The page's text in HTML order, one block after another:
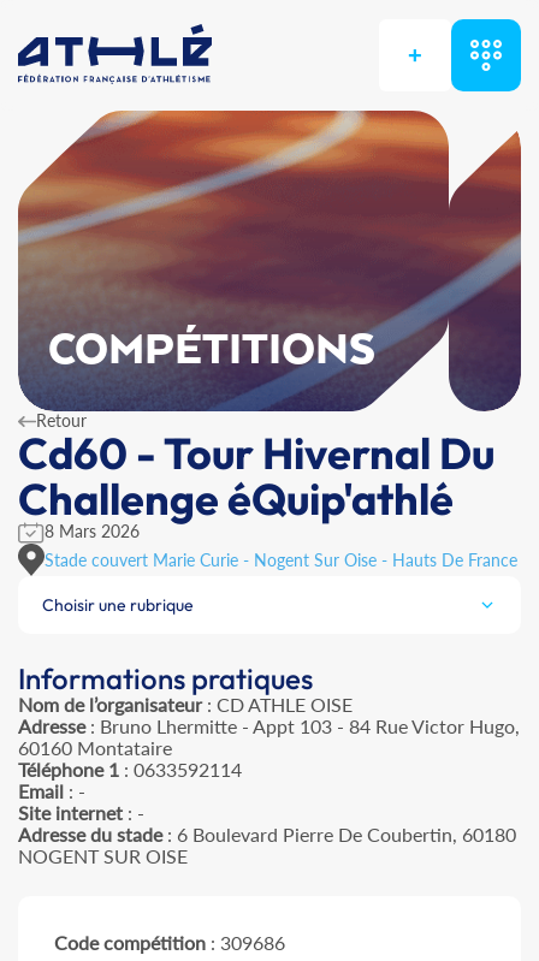
+
COMPÉTITIONS
Retour
Cd60 - Tour Hivernal Du
Challenge éQuip'athlé
8 Mars 2026
Stade couvert Marie Curie - Nogent Sur Oise - Hauts De France
Choisir une rubrique
Informations pratiques
Nom de l’organisateur: CD ATHLE OISE
Adresse: Bruno Lhermitte - Appt 103 - 84 Rue Victor Hugo,
60160 Montataire
Téléphone 1 : 0633592114
Email : -
Site internet : -
Adresse du stade: 6 Boulevard Pierre De Coubertin, 60180
NOGENT SUR OISE
Code compétition : 309686